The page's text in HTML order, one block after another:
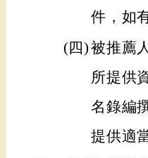
件，如
(四)被推薦
所提供
名錄編
提供適